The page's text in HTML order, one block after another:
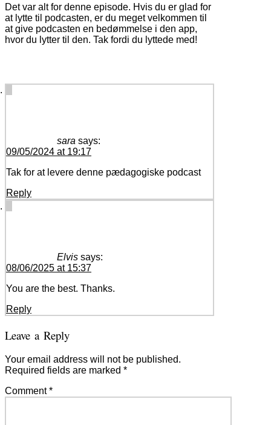
Det var alt for denne episode. Hvis du er glad for
at lytte til podcasten, er du meget velkommen til
at give podcasten en bedømmelse i den app,
hvor du lytter til den. Tak fordi du lyttede med!
sara says:
09/05/2024 at 19:17
Tak for at levere denne pædagogiske podcast
Reply
Elvis says:
08/06/2025 at 15:37
You are the best. Thanks.
Reply
Leave a Reply
Your email address will not be published.
Required fields are marked *
Comment*